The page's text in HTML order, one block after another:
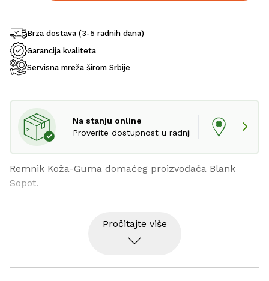
Brza dostava (3-5 radnih dana)
Garancija kvaliteta
Servisna mreža širom Srbije
Na stanju online
Proverite dostupnost u radnji
Remnik Koža-Guma domaćeg proizvođača Blank
Sopot.
Pročitajte više